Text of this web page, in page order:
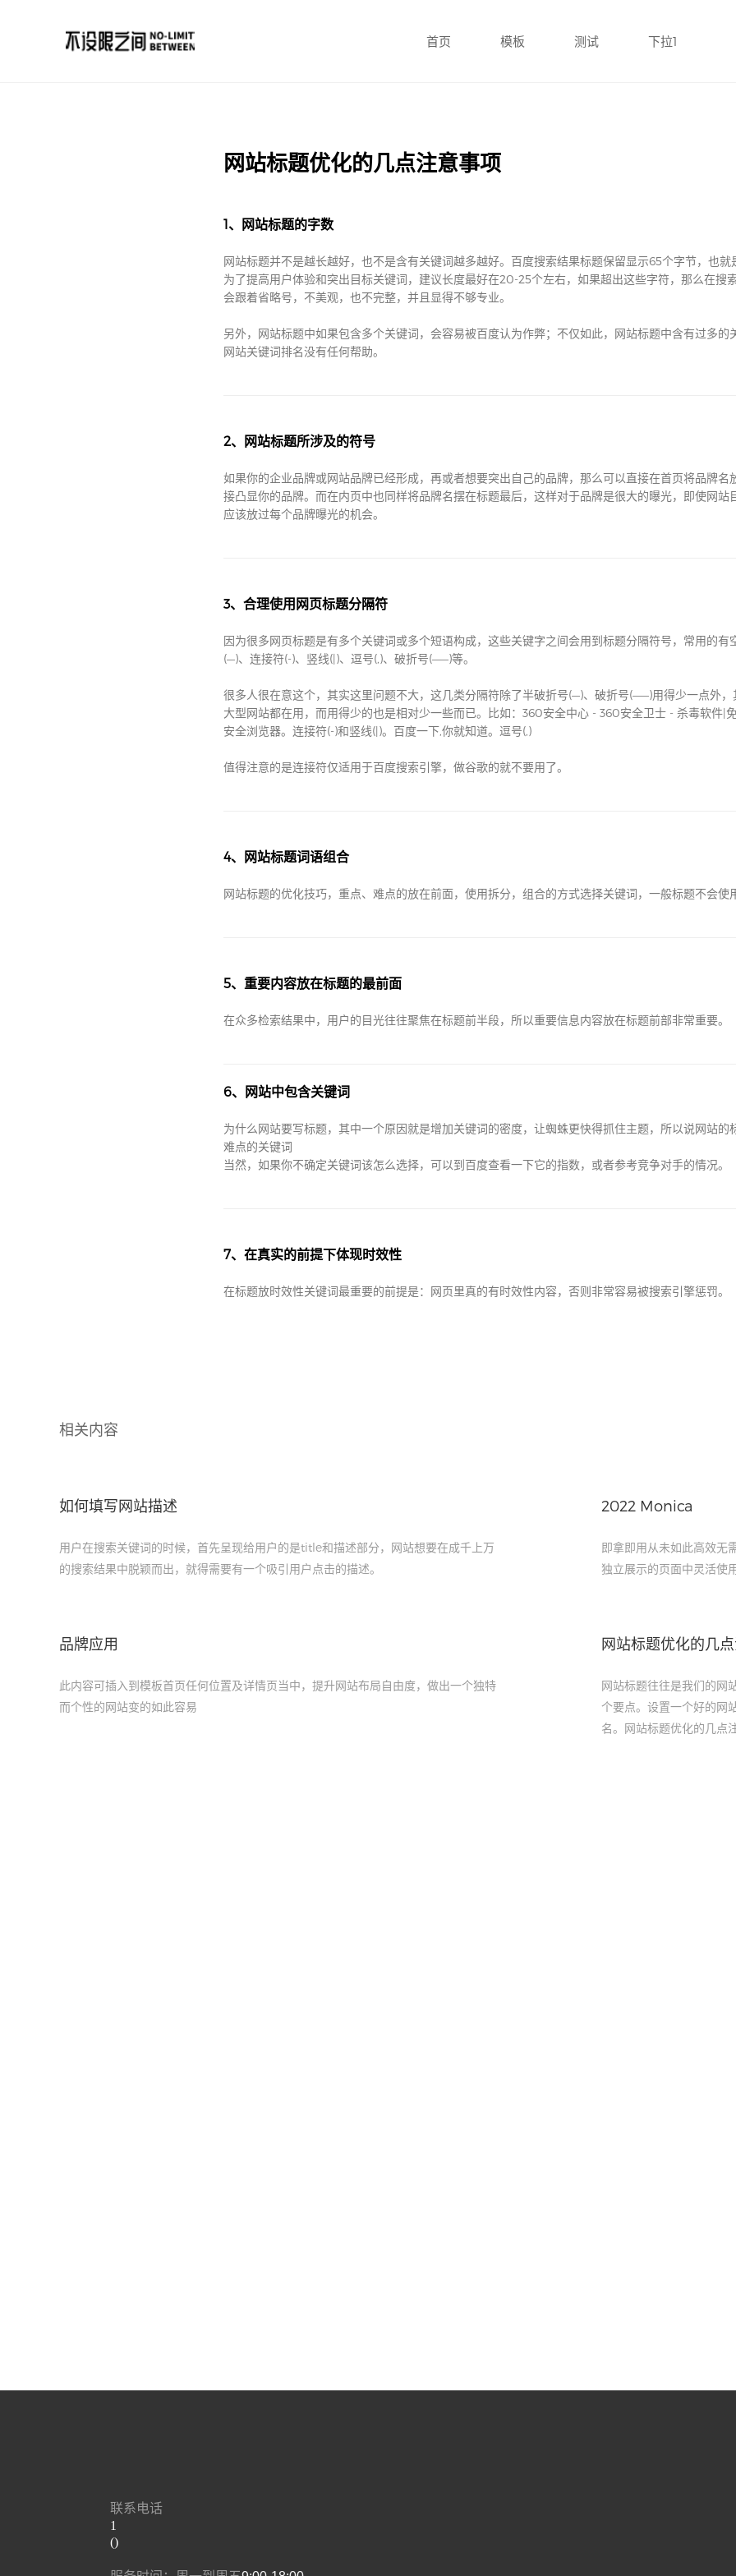
首页 模板 测试 下拉1
网站标题优化的几点注意事项
1、网站标题的字数
网站标题并不是越长越好，也不是含有关键词越多越好。百度搜索结果标题保留显示65个字节，也
为了提高用户体验和突出目标关键词，建议长度最好在20-25个左右，如果超出这些字符，那么在搜
会跟着省略号，不美观，也不完整，并且显得不够专业。
另外，网站标题中如果包含多个关键词，会容易被百度认为作弊；不仅如此，网站标题中含有过多的
网站关键词排名没有任何帮助。
2、网站标题所涉及的符号
如果你的企业品牌或网站品牌已经形成，再或者想要突出自己的品牌，那么可以直接在首页将品牌名
接凸显你的品牌。而在内页中也同样将品牌名摆在标题最后，这样对于品牌是很大的曝光，即使网站
应该放过每个品牌曝光的机会。
3、合理使用网页标题分隔符
因为很多网页标题是有多个关键词或多个短语构成，这些关键字之间会用到标题分隔符号，常用的有
(—)、连接符(-)、竖线(|)、逗号(,)、破折号(——)等。
很多人很在意这个，其实这里问题不大，这几类分隔符除了半破折号(—)、破折号(——)用得少一点外
大型网站都在用，而用得少的也是相对少一些而已。比如：​360安全中心 - 360安全卫士 - 杀毒软件|
安全浏览器。连接符(-)和竖线(|)。百度一下,你就知道。逗号(,)
值得注意的是连接符仅适用于百度搜索引擎，做谷歌的就不要用了。
4、网站标题词语组合
网站标题的优化技巧，重点、难点的放在前面，使用拆分，组合的方式选择关键词，一般标题不会使
5、重要内容放在标题的最前面
在众多检索结果中，用户的目光往往聚焦在标题前半段，所以重要信息内容放在标题前部非常重要。
6、网站中包含关键词
为什么网站要写标题，其中一个原因就是增加关键词的密度，让蜘蛛更快得抓住主题，所以说网站的
难点的关键词
当然，如果你不确定关键词该怎么选择，可以到百度查看一下它的指数，或者参考竞争对手的情况。
7、在真实的前提下体现时效性
在标题放时效性关键词最重要的前提是：网页里真的有时效性内容，否则非常容易被搜索引擎惩罚。
相关内容
如何填写网站描述
用户在搜索关键词的时候，首先呈现给用户的是title和描述部分，网站想要在成千上万
的搜索结果中脱颖而出，就得需要有一个吸引用户点击的描述。
2022 Monica
即拿即用​从未如此高效无
独立展示的页面中灵活使
品牌应用
此内容可插入到模板首页任何位置及详情页当中，提升网站布局自由度，做出一个独特
而个性的网站变的如此容易
网站标题优化的几
网站标题往往是我们的网
个要点。设置一个好的网
名。网站标题优化的几点
联系电话
1
()